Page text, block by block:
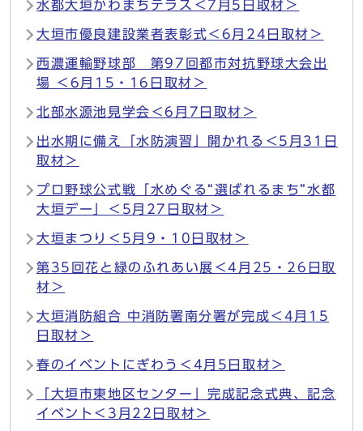
水都大垣かわまちテラス＜7月5日取材＞
大垣市優良建設業者表彰式＜6月24日取材＞
西濃運輸野球部 第97回都市対抗野球大会出
場 ＜6月15・16日取材＞
北部水源池見学会＜6月7日取材＞
出水期に備え「水防演習」開かれる＜5月31日
取材＞
プロ野球公式戦「水めぐる“選ばれるまち”水都
大垣デー」＜5月27日取材＞
大垣まつり＜5月9・10日取材＞
第35回花と緑のふれあい展＜4月25・26日取
材＞
大垣消防組合 中消防署南分署が完成＜4月15
日取材＞
春のイベントにぎわう＜4月5日取材＞
「大垣市東地区センター」完成記念式典、記念
イベント＜3月22日取材＞